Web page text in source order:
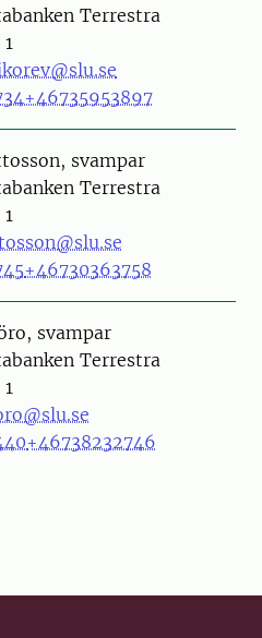
Terrestra
+46735953897
svampar
Terrestra
+46730363758
svampar
Terrestra
+46738232746